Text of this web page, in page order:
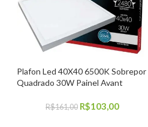
Plafon Led 40X40 6500K Sobrepor
Quadrado 30W Painel Avant
R$161,00 R$103,00